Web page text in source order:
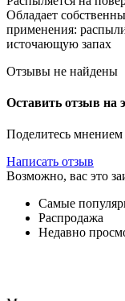
Обладает
применения:
источающую запах
Отзывы не найдены
Оставить отзыв на
Поделитесь
Написать отзыв
Возможно, вас это
Самые
Распродажа
Недавно